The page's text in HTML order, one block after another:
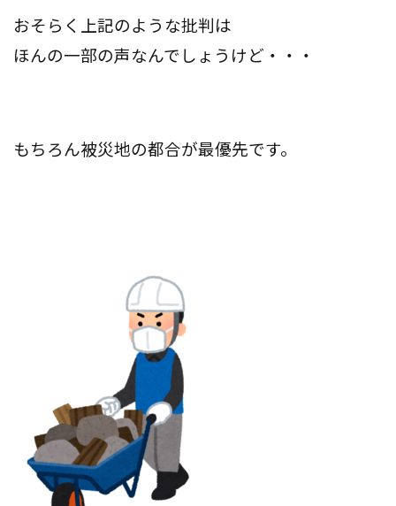
おそらく上記のような批判は
ほんの一部の声なんでしょうけど・・・
もちろん被災地の都合が最優先です。